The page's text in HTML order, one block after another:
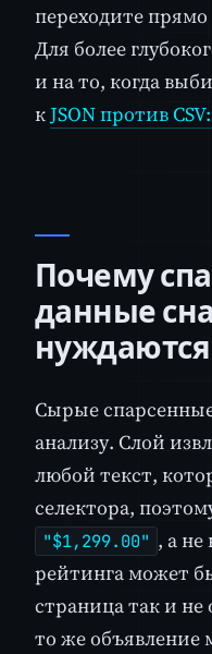
переходите
Для более
и на то, когда
кJSON против
Почему
данные
нуждаются
Сырые
анализу. Слой
любой текст,
селектора,
"$1,299.00" , а не
рейтинга может
страница так и не
то же объявление